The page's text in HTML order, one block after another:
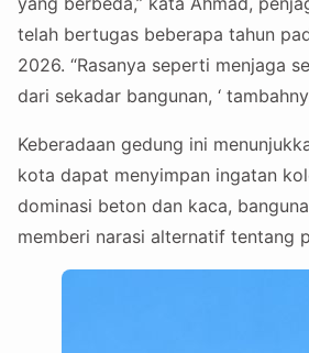
telah bertugas beberapa tahun
2026. “Rasanya seperti menjaga
dari sekadar bangunan, ‘
Keberadaan gedung ini
kota dapat menyimpan ingatan
dominasi beton dan kaca,
memberi narasi alternatif tentang